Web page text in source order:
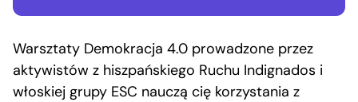
Warsztaty Demokracja 4.0 prowadzone przez
aktywistów z hiszpańskiego Ruchu Indignados i
włoskiej grupy ESC nauczą cię korzystania z